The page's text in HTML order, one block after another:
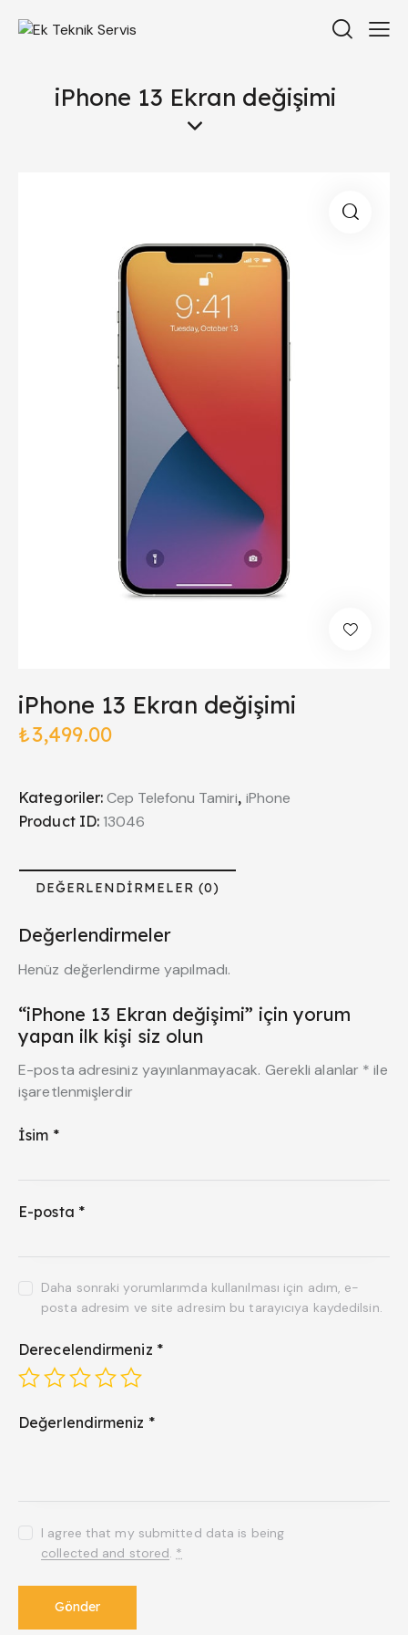
iPhone 13 Ekran değişimi
iPhone 13 Ekran değişimi
₺3,499.00
Kategoriler:Cep Telefonu Tamiri, iPhone
Product ID: 13046
DEĞERLENDIRMELER (0)
Değerlendirmeler
Henüz değerlendirme yapılmadı.
“iPhone 13 Ekran değişimi” için yorum
yapan ilk kişi siz olun
E-posta adresiniz yayınlanmayacak. Gerekli alanlar * ile
işaretlenmişlerdir
İsim *
E-posta *
Daha sonraki yorumlarımda kullanılması için adım, e-
posta adresim ve site adresim bu tarayıcıya kaydedilsin.
Derecelendirmeniz *
Değerlendirmeniz *
I agree that my submitted data is being
collected and stored *